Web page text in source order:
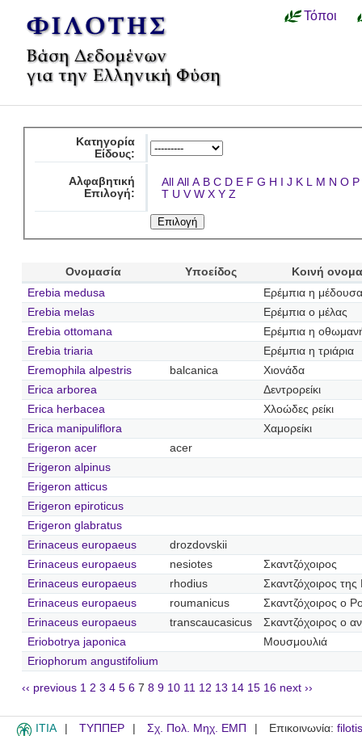
Τόποι
Κατηγορία
Είδους:
Αλφαβητική
Επιλογή:
All All A B C D E F G H I J K L M N O P
T U V W X Y Z
Ονομασία Υποείδος
Κοινή
Erebia medusa
Ερέμπια η μέδουσα
Erebia melas
Ερέμπια ο μέλας
Erebia ottomana
Ερέμπια η
Erebia triaria
Ερέμπια η τριάρια
Eremophila alpestris
balcanica
Χιονάδα
Erica arborea
Δεντρορείκι
Erica herbacea
Χλοώδες ρείκι
Erica manipuliflora
Χαμορείκι
Erigeron acer
acer
Erigeron alpinus
Erigeron atticus
Erigeron epiroticus
Erigeron glabratus
Erinaceus europaeus
drozdovskii
Erinaceus europaeus
nesiotes
Σκαντζόχοιρος
Erinaceus europaeus
rhodius
Σκαντζόχοιρος
Erinaceus europaeus
roumanicus
Σκαντζόχοιρος ο
Erinaceus europaeus
transcaucasicus
Σκαντζόχοιρος ο
Eriobotrya japonica
Μουσμουλιά
Eriophorum angustifolium
‹‹ previous 1 2 3 4 5 6 7 8 9 10 11 12 13 14 15 16 next ››
ITIA ΤΥΠΠΕΡ Σχ. Πολ. Μηχ. ΕΜΠ Επικοινωνία: